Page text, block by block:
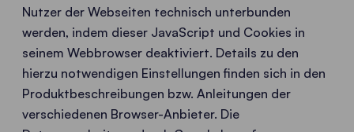
Nutzer der Webseiten technisch unterbunden
werden, indem dieser JavaScript und Cookies in
seinem Webbrowser deaktiviert. Details zu den
hierzu notwendigen Einstellungen finden sich in den
Produktbeschreibungen bzw. Anleitungen der
verschiedenen Browser-Anbieter. Die